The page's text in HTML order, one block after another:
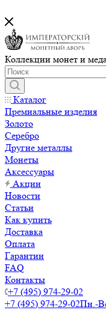
Коллекции монет и
Каталог
Премиальные изделия
Золото
Серебро
Другие металлы
Монеты
Аксессуары
Акции
Новости
Статьи
Как купить
Доставка
Оплата
Гарантии
FAQ
Контакты
+7 (495) 974-29-02
+7 (495) 974-29-02Пн.-